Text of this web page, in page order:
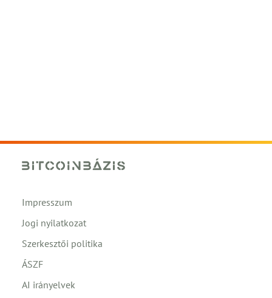
Impresszum
Jogi nyilatkozat
Szerkesztői politika
ÁSZF
AI irányelvek